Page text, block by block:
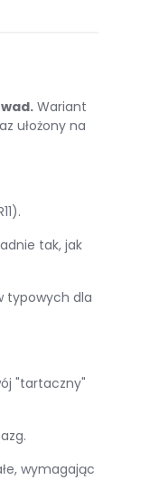
Wariant
ułożony na
tak, jak
typowych dla
"tartaczny"
wymagając